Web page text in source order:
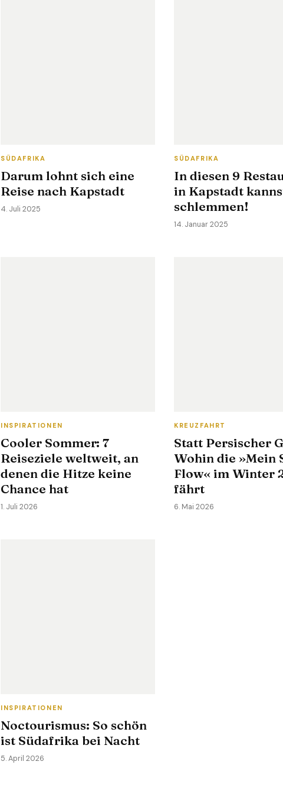
SÜDAFRIKA
Darum lohnt sich eine
Reise nach Kapstadt
4. Juli 2025
SÜDAFRIKA
In diesen 9
in Kapstadt
schlemmen!
14. Januar 2025
INSPIRATIONEN
Cooler Sommer: 7
Reiseziele weltweit, an
denen die Hitze keine
Chance hat
1. Juli 2026
KREUZFAHRT
Statt Persischer
Wohin die »Mein
Flow« im Winter
fährt
6. Mai 2026
INSPIRATIONEN
Noctourismus: So schön
ist Südafrika bei Nacht
5. April 2026